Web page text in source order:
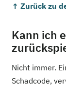
↑ Zurück zu
Kann ich
Nicht immer.
Schadcode,